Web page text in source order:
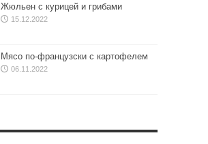
Жюльен с курицей и грибами
15.12.2022
Мясо по-французски с картофелем
06.11.2022